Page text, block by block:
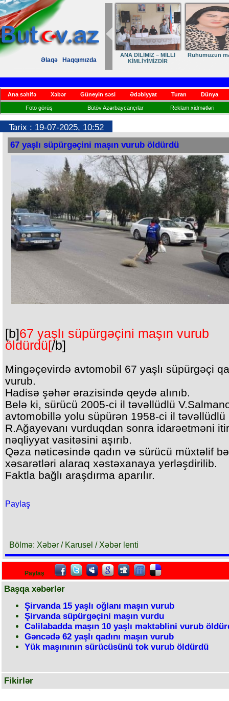
Əlaqə Haqqımızda
ANA DİLİMİZ – MİLLİ
KİMLİYİMİZDİR
Ruhumuzun
Ana səhifə Xəbər Güneyin səsi Ədəbiyyat Turan Dünya
Foto görüş Bütöv Azərbaycançılar Reklam xidmətləri
Tarix : 19-07-2025, 10:52
67 yaşlı süpürgəçini maşın vurub öldürdü
[b]67 yaşlı süpürgəçini maşın vurub
öldürdü[/b]
Mingəçevirdə avtomobil 67 yaşlı süpürgəçi
vurub.
Hadisə şəhər ərazisində qeydə alınıb.
Belə ki, sürücü 2005-ci il təvəllüdlü
avtomobillə yolu süpürən 1958-ci il təvəllüdlü
R.Ağayevanı vurduqdan sonra idarəetməni
nəqliyyat vasitəsini aşırıb.
Qəza nəticəsində qadın və sürücü müxtəlif
xəsarətləri alaraq xəstəxanaya yerləşdirilib.
Faktla bağlı araşdırma aparılır.
Paylaş
Bölmə: Xəbər / Karusel / Xəbər lenti
Paylaş
Başqa xəbərlər
Şirvanda 15 yaşlı oğlanı maşın vurub
Şirvanda süpürgəçini maşın vurdu
Cəlilabadda maşın 10 yaşlı məktəblini vurub
Gəncədə 62 yaşlı qadını maşın vurub
Yük maşınının sürücüsünü tok vurub öldürdü
Fikirlər